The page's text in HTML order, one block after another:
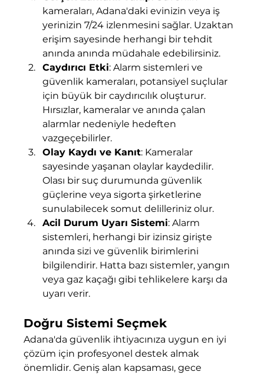
kameraları, Adana'daki evinizin veya iş
yerinizin 7/24 izlenmesini sağlar. Uzaktan
erişim sayesinde herhangi bir tehdit
anında anında müdahale edebilirsiniz.
Caydırıcı Etki: Alarm sistemleri ve
güvenlik kameraları, potansiyel suçlular
için büyük bir caydırıcılık oluşturur.
Hırsızlar, kameralar ve anında çalan
alarmlar nedeniyle hedeften
vazgeçebilirler.
Olay Kaydı ve Kanıt: Kameralar
sayesinde yaşanan olaylar kaydedilir.
Olası bir suç durumunda güvenlik
güçlerine veya sigorta şirketlerine
sunulabilecek somut delilleriniz olur.
Acil Durum Uyarı Sistemi: Alarm
sistemleri, herhangi bir izinsiz girişte
anında sizi ve güvenlik birimlerini
bilgilendirir. Hatta bazı sistemler, yangın
veya gaz kaçağı gibi tehlikelere karşı da
uyarı verir.
Doğru Sistemi Seçmek
Adana'da güvenlik ihtiyacınıza uygun en iyi
çözüm için profesyonel destek almak
önemlidir. Geniş alan kapsaması, gece